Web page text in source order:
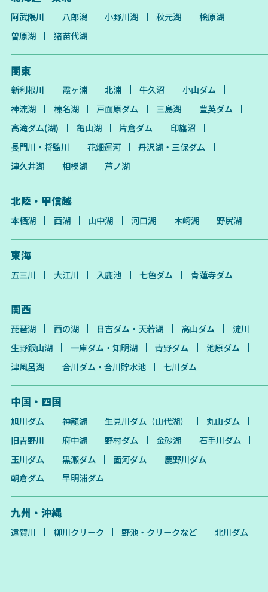
阿武隈川 八郎潟 小野川湖 秋元湖
桧原湖
曽原湖
猪苗代湖
関東
新利根川 霞ヶ浦 北浦 牛久沼
小山ダム
神流湖
榛名湖 戸面原ダム 三島湖
豊英ダム
高滝ダム(湖)
亀山湖 片倉ダム
印旛沼
長門川・将監川
花畑運河
丹沢湖・三保ダム
津久井湖
相模湖 芦ノ湖
北陸・甲信越
本栖湖 西湖 山中湖 河口湖 木崎湖 野尻湖
東海
五三川 大江川 入鹿池 七色ダム 青蓮寺ダム
関西
琵琶湖 西の湖 日吉ダム・天若湖 高山ダム
淀川
生野銀山湖
一庫ダム・知明湖 青野ダム
池原ダム
津風呂湖
合川ダム・合川貯水池 七川ダム
中国・四国
旭川ダム 神龍湖 生見川ダム（山代湖）
丸山ダム
旧吉野川
府中湖 野村ダム 金砂湖
石手川ダム
玉川ダム
黒瀬ダム 面河ダム
鹿野川ダム
朝倉ダム
早明浦ダム
九州・沖縄
遠賀川 柳川クリーク 野池・クリークなど 北川ダム